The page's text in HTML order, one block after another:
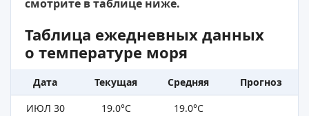
смотрите в таблице ниже.
Таблица ежедневных данных
о температуре моря
Дата Текущая Средняя
Прогноз
ИЮЛ 30
19.0°C
19.0°C